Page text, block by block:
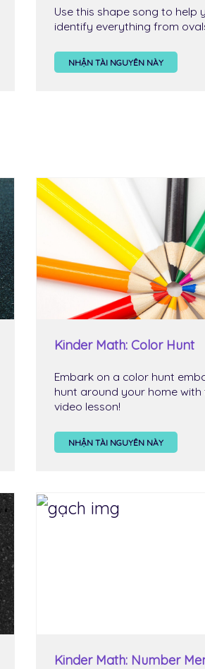
Use this shape song to help
identify everything from
NHẬN TÀI NGUYÊN NÀY
Kinder Math: Color Hunt
Embark on a color hunt
hunt around your home with
video lesson!
NHẬN TÀI NGUYÊN NÀY
Kinder Math: Number